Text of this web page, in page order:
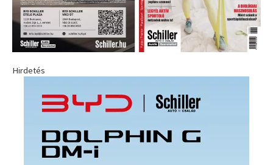
Hirdetés